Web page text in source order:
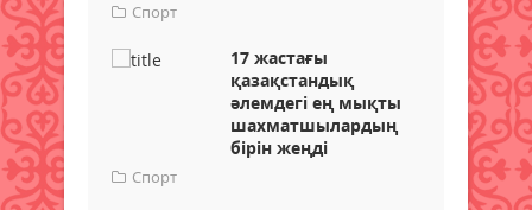
Спорт
17 жастағы
қазақстандық
әлемдегі ең мықты
шахматшылардың
бірін жеңді
Спорт